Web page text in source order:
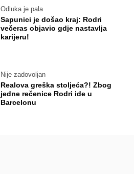
Odluka je pala
Sapunici je došao kraj: Rodri
večeras objavio gdje nastavlja
karijeru!
Nije zadovoljan
Realova greška stoljeća?! Zbog
jedne rečenice Rodri ide u
Barcelonu